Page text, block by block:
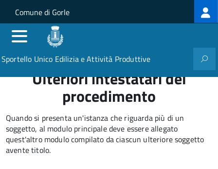
Salta al contenuto principale
Skip to site navigation
Comune di Gorle
Sportello Unico Edilizia e Attività Produttive
Ulteriori intestatari del
procedimento
Quando si presenta un'istanza che riguarda più di un
soggetto, al modulo principale deve essere allegato
quest'altro modulo compilato da ciascun ulteriore soggetto
avente titolo.